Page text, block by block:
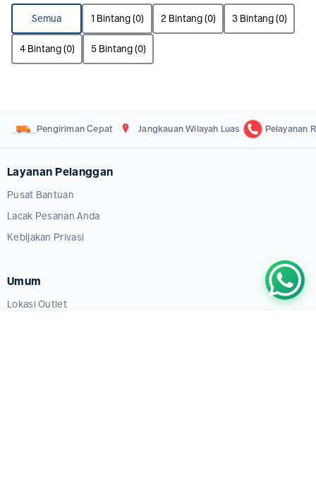
Semua 1 Bintang (0) 2 Bintang (0) 3 Bintang (0)
4 Bintang (0) 5 Bintang (0)
Pengiriman Cepat Jangkauan Wilayah Luas Pelayanan
Layanan Pelanggan
Pusat Bantuan
Lacak Pesanan Anda
Kebijakan Privasi
Umum
Lokasi Outlet